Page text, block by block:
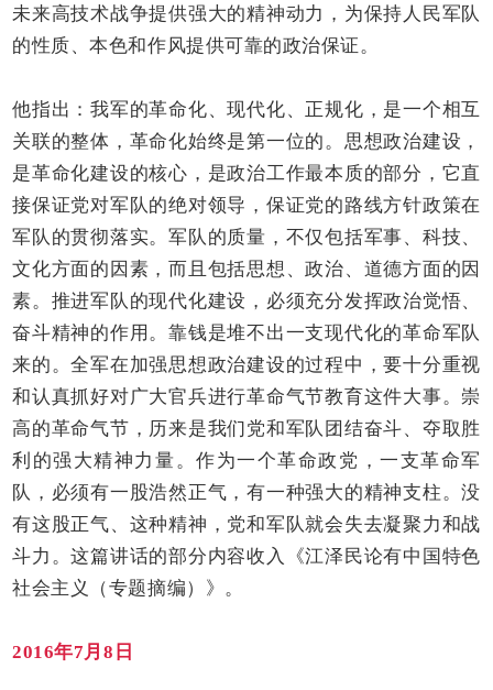
未来高技术战争提供强大的精神动力，为保持人民军队
的性质、本色和作风提供可靠的政治保证。
他指出：我军的革命化、现代化、正规化，是一个相互
关联的整体，革命化始终是第一位的。思想政治建设，
是革命化建设的核心，是政治工作最本质的部分，它直
接保证党对军队的绝对领导，保证党的路线方针政策在
军队的贯彻落实。军队的质量，不仅包括军事、科技、
文化方面的因素，而且包括思想、政治、道德方面的因
素。推进军队的现代化建设，必须充分发挥政治觉悟、
奋斗精神的作用。靠钱是堆不出一支现代化的革命军队
来的。全军在加强思想政治建设的过程中，要十分重视
和认真抓好对广大官兵进行革命气节教育这件大事。崇
高的革命气节，历来是我们党和军队团结奋斗、夺取胜
利的强大精神力量。作为一个革命政党，一支革命军
队，必须有一股浩然正气，有一种强大的精神支柱。没
有这股正气、这种精神，党和军队就会失去凝聚力和战
斗力。这篇讲话的部分内容收入《江泽民论有中国特色
社会主义（专题摘编）》。
2016年7月8日